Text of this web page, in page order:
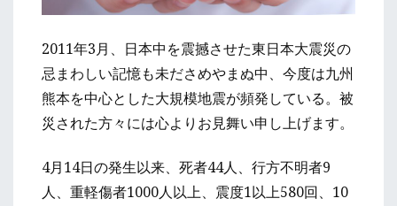
2011年3月、日本中を震撼させた東日本大震災の
忌まわしい記憶も未ださめやまぬ中、今度は九州
熊本を中心とした大規模地震が頻発している。被
災された方々には心よりお見舞い申し上げます。
4月14日の発生以来、死者44人、行方不明者9
人、重軽傷者1000人以上、震度1以上580回、10